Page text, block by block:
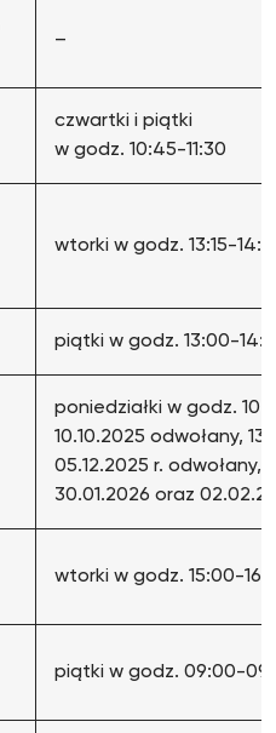
–
czwartki i piątki
w godz. 10:45-11:30
wtorki w godz. 13:15-
piątki w godz. 13:00-
poniedziałki w godz.
10.10.2025 odwołany,
05.12.2025 r. odwołany,
30.01.2026 oraz
wtorki w godz. 15:00-
piątki w godz. 09:00-